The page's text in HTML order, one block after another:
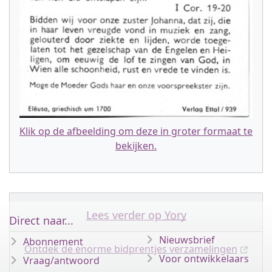
Klik op de afbeelding om deze in groter formaat te
bekijken.
Lees verder op Yory
Ontdek de enorme bidprentjes verzamelingen
Direct naar...
Abonnement
Vraag/antwoord
Nieuwsbrief
Voor ontwikkelaars